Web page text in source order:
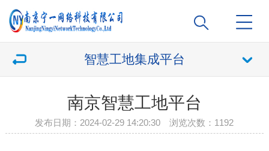
智慧工地集成平台
南京智慧工地平台
发布日期：2024-02-29 14:20:30 浏览次数： 1192